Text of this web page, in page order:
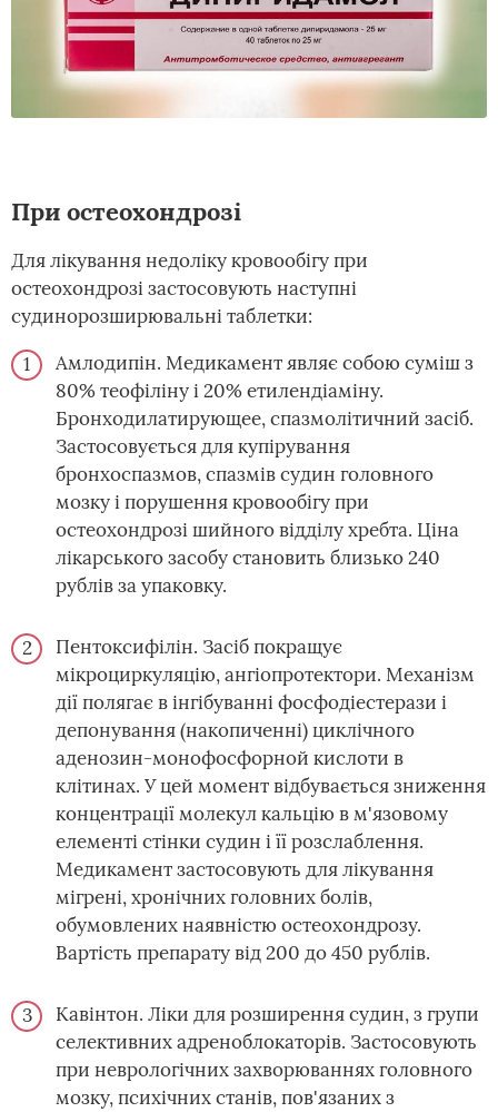
При остеохондрозі
Для лікування недоліку кровообігу при
остеохондрозі застосовують наступні
судинорозширювальні таблетки:
Амлодипін. Медикамент являє собою суміш з
80% теофіліну і 20% етилендіаміну.
Бронходилатирующее, спазмолітичний засіб.
Застосовується для купірування
бронхоспазмов, спазмів судин головного
мозку і порушення кровообігу при
остеохондрозі шийного відділу хребта. Ціна
лікарського засобу становить близько 240
рублів за упаковку.
Пентоксифілін. Засіб покращує
мікроциркуляцію, ангіопротектори. Механізм
дії полягає в інгібуванні фосфодіестерази і
депонування (накопиченні) циклічного
аденозин-монофосфорной кислоти в
клітинах. У цей момент відбувається зниження
концентрації молекул кальцію в м'язовому
елементі стінки судин і її розслаблення.
Медикамент застосовують для лікування
мігрені, хронічних головних болів,
обумовлених наявністю остеохондрозу.
Вартість препарату від 200 до 450 рублів.
Кавінтон. Ліки для розширення судин, з групи
селективних адреноблокаторів. Застосовують
при неврологічних захворюваннях головного
мозку, психічних станів, пов'язаних з